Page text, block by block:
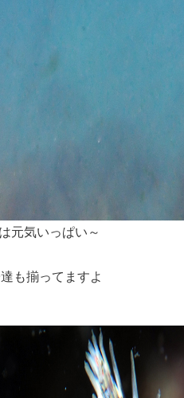
元気いっぱい～
も揃ってますよ